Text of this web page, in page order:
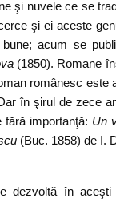
şi nuvele ce se
şi ei aceste
acum se
(1850). Romane
românesc este
în şirul de zece
importanţă: Un
(Buc. 1858) de I.
dezvoltă în